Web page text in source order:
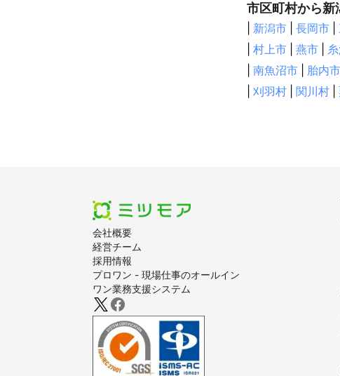
市区町村から新
新潟市 長岡市
村上市 燕市
南魚沼市 胎内市
刈羽村 関川村
会社概要
経営チーム
採用情報
プロワン - 現場仕事のオールイン
ワン業務支援システム